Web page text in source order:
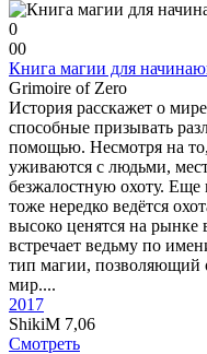
0
00
Книга магии для
Grimoire of Zero
История расскажет о
способные призывать
помощью. Несмотря на
уживаются с людьми,
безжалостную охоту.
тоже нередко ведётся
высоко ценятся на
встречает ведьму по
тип магии, позволяющий
мир....
2017
ShikiM 7,06
Смотреть